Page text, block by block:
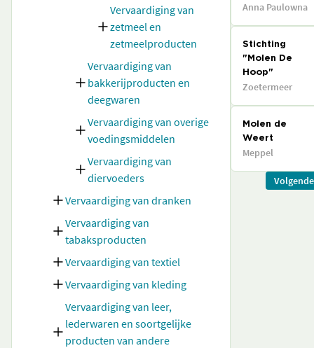
Vervaardiging van
zetmeel en
zetmeelproducten
Vervaardiging van
bakkerijproducten en
deegwaren
Vervaardiging van overige
voedingsmiddelen
Vervaardiging van
diervoeders
Vervaardiging van dranken
Vervaardiging van
tabaksproducten
Vervaardiging van textiel
Vervaardiging van kleding
Vervaardiging van leer,
lederwaren en soortgelijke
producten van andere
Anna Paulowna
Stichting
"Molen De
Hoop"
Zoetermeer
Molen de
Weert
Meppel
Volgende